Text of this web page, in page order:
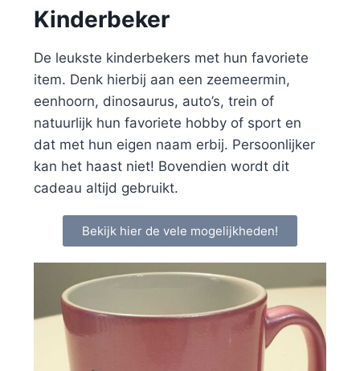
Kinderbeker
De leukste kinderbekers met hun favoriete
item. Denk hierbij aan een zeemeermin,
eenhoorn, dinosaurus, auto’s, trein of
natuurlijk hun favoriete hobby of sport en
dat met hun eigen naam erbij. Persoonlijker
kan het haast niet! Bovendien wordt dit
cadeau altijd gebruikt.
Bekijk hier de vele mogelijkheden!